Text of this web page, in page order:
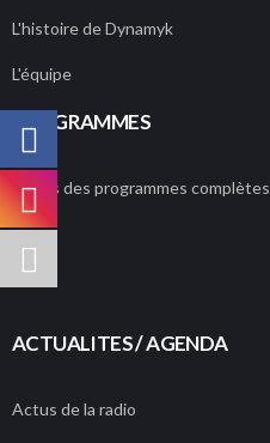
L'histoire de Dynamyk
L'équipe
PROGRAMMES
Grilles des programmes complètes
ACTUALITES / AGENDA
Actus de la radio